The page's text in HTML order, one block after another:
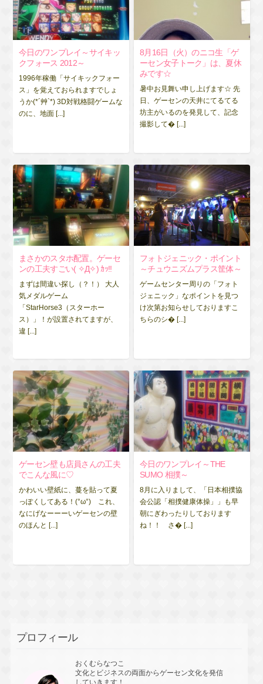
今日のワンプレイ～サイキッ
クフォース 2012～
1996年稼働「サイキックフォー
ス」を覚えておられますでしょ
うか(*´艸`*) 3D対戦格闘ゲームな
のに、地面 [...]
8月16日（火）のニコ生「ゲ
ーセン女子トーク」は、夏休
みです☆
暑中お見舞い申し上げます☆ 先
日、ゲーセンの天井にてるてる
坊主がいるのを発見して、記念
撮影して� [...]
まさかのスタホ配置。ゲーセ
ンの工夫すごい( ✧Д✧) ｶｯ!!
まずは間違い探し（？！） 大人
気メダルゲーム
「StarHorse3（スターホー
ス）」！が設置されてますが、
違 [...]
フォトジェニック・ポイント
～チュウニズムプラス筐体～
ゲームセンター周りの「フォト
ジェニック」なポイントを見つ
け次第お知らせしておりますこ
ちらのシ� [...]
ゲーセン壁も店員さんの工夫
でこんな風に♡
かわいい壁紙に、蔓を貼って夏
っぽくしてある！(°ω°) これ、
なにげなーーーいゲーセンの壁
のほんと [...]
今日のワンプレイ～THE
SUMO 相撲～
8月に入りまして、「日本相撲協
会公認「相撲健康体操」」も早
朝にぎわったりしております
ね！！ さ� [...]
プロフィール
おくむらなつこ
文化とビジネスの両面からゲーセン文化を発信
していきます！